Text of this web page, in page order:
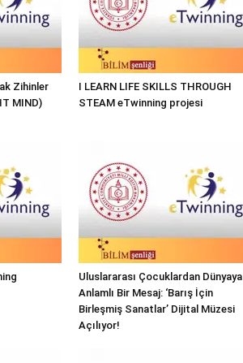
Zihinler
MIND)
I LEARN LIFE SKILLS THROUGH
STEAM eTwinning projesi
Uluslararası Çocuklardan Dünyaya
Anlamlı Bir Mesaj: ‘Barış İçin
Birleşmiş Sanatlar’ Dijital Müzesi
Açılıyor!